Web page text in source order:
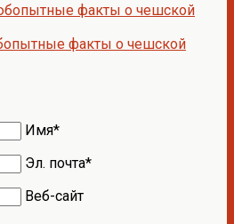
факты о чешской
факты о чешской
Имя*
Эл. почта*
Веб-сайт